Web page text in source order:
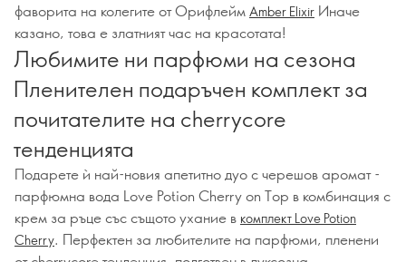
фаворита на колегите от Орифлейм Amber Elixir Иначе
казано, това е златният час на красотата!
Любимите ни парфюми на сезона
Пленителен подаръчен комплект за
почитателите на cherrycore
тенденцията
Подарете ѝ най-новия апетитно дуо с черешов аромат -
парфюмна вода Love Potion Cherry on Top в комбинация с
крем за ръце със същото ухание в комплект Love Potion
Cherry. Перфектен за любителите на парфюми, пленени